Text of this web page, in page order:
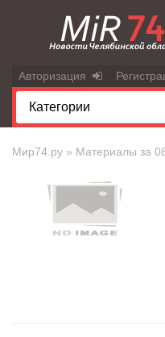
Авторизация
Мир74.ру » Материалы за